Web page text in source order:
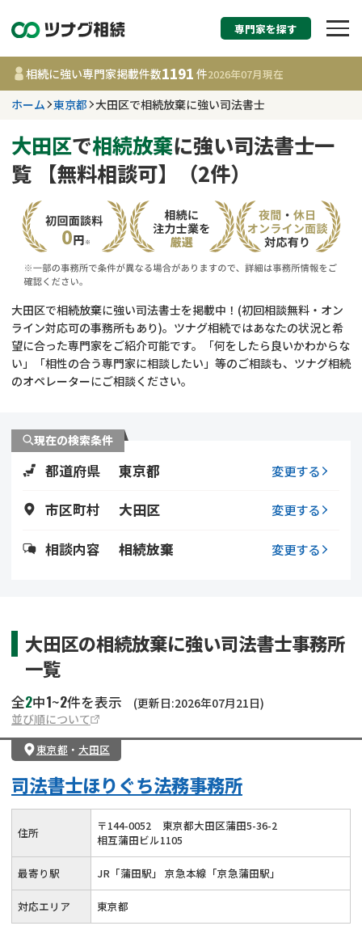
相続税申告・相続手
す
東京都
事務所
相談内容で探す
相続登記
遺留分侵害額請求
コラム
相続手続き
専門家を探す
相続に強い専門家掲載件数1191 件2026年07月現在
ホーム 東京都 大田区で相続放棄に強い司法書士
大田区で相続放棄に強い司法書士一
覧 【無料相談可】（2件）
大田区で相続放棄に強い司法書士を掲載中！(初回相談無料・オン
ライン対応可の事務所もあり)。ツナグ相続ではあなたの状況と希
望に合った専門家をご紹介可能です。「何をしたら良いかわからな
い」「相性の合う専門家に相談したい」等のご相談も、ツナグ相続
のオペレーターにご相談ください。
現在の検索条件
都道府県 東京都 変更する
市区町村 大田区 変更する
相談内容 相続放棄 変更する
大田区の相続放棄に強い司法書士事務所
一覧
全2中1~2件を表示
(更新日:2026年07月21日)
並び順について
東京都 ・ 大田区
司法書士ほりぐち法務事務所
住所 〒144-0052
東京都大田区蒲田5-36-2
相互蒲田ビル1105
最寄り駅 JR「蒲田駅」 京急本線「京急蒲田駅」
対応エリア 東京都